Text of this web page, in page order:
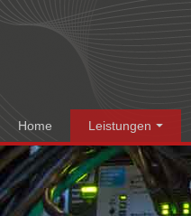
Home Leistungen